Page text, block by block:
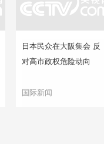
日本民众在大阪集会 反
对高市政权危险动向
国际新闻